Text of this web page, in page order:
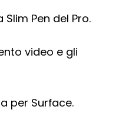
Pen del Pro.
video e gli
per Surface.